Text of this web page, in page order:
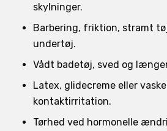
skylninger.
Barbering, friktion, stramt
undertøj.
Vådt badetøj, sved og
Latex, glidecreme eller
kontaktirritation.
Tørhed ved hormonelle